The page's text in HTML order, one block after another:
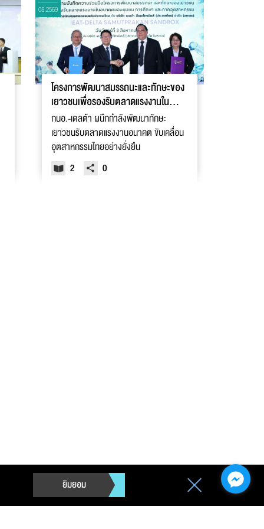
ยิมยอม
08.2569
โครงการพัฒนาสมรรถนะและทักษะของ
เยาวชนเพื่อรองรับตลาดแรงงานใน
อนาคตของชุมชน ภาคการศึกษา และ
ภาคอุตสาหกรรม (I-EA-T - Delta
SAMUTPRAKAN SANDBOX)
กนอ.-เดลต้า ผนึกกำลังพัฒนาทักษะ
เยาวชนรับตลาดแรงงานอนาคต ขับเคลื่อน
อุตสาหกรรมไทยอย่างยั่งยืน
2
0